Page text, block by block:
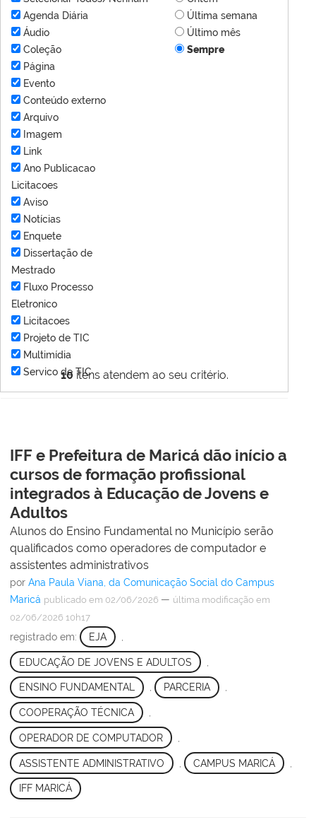
10 itens atendem ao seu critério.
Agenda Diária
Áudio
Coleção
Página
Evento
Conteúdo externo
Arquivo
Imagem
Link
Ano Publicacao
Licitacoes
Aviso
Notícias
Enquete
Dissertação de
Mestrado
Fluxo Processo
Eletronico
Licitacoes
Projeto de TIC
Multimídia
Servico de TIC
Última semana
Último mês
Sempre
IFF e Prefeitura de Maricá dão início a
cursos de formação profissional
integrados à Educação de Jovens e
Adultos
Alunos do Ensino Fundamental no Município serão
qualificados como operadores de computador e
assistentes administrativos
por Ana Paula Viana, da Comunicação Social do Campus
Maricá publicado em 02/06/2026 — última modificação em
02/06/2026 10h17
registrado em: EJA
EDUCAÇÃO DE JOVENS E ADULTOS
ENSINO FUNDAMENTAL , PARCERIA ,
COOPERAÇÃO TÉCNICA
OPERADOR DE COMPUTADOR
ASSISTENTE ADMINISTRATIVO CAMPUS MARICÁ
IFF MARICÁ